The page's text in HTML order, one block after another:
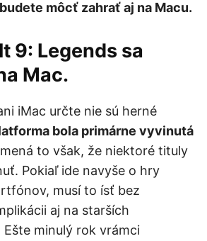
môcť zahrať aj na Macu.
9: Legends sa
Mac.
iMac určte nie sú herné
bola primárne vyvinutá
to však, že niektoré tituly
Pokiaľ ide navyše o hry
musí to ísť bez
aj na starších
minulý rok vrámci